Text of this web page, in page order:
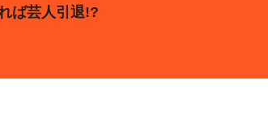
ば芸人引退!?